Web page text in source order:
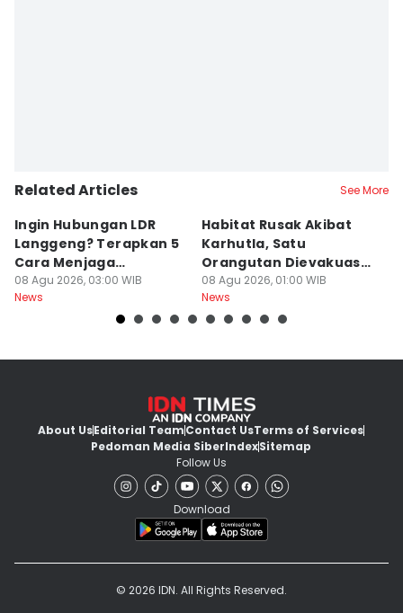
Related Articles See More
Ingin Hubungan LDR
Langgeng? Terapkan 5
Cara Menjaga
Kesetiaan Ini
08 Agu 2026, 03:00 WIB
News
Habitat Rusak Akibat
Karhutla, Satu
Orangutan Dievakuasi
di Ketapang
08 Agu 2026, 01:00 WIB
News
About UsEditorial TeamContact UsTerms of Services
Pedoman Media SiberIndexSitemap
Follow Us
Download
© 2026 IDN. All Rights Reserved.